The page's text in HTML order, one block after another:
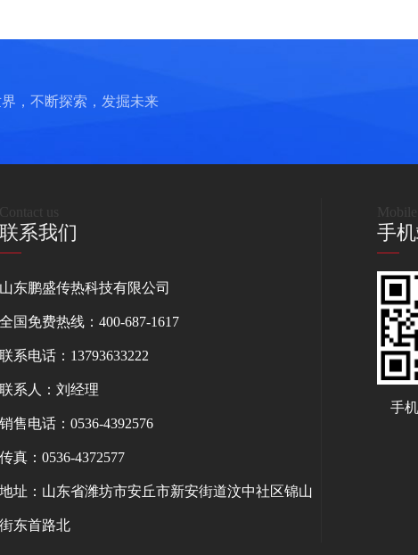
，不断探索，发掘未来
Contact us
联系我们
山东鹏盛传热科技有限公司
全国免费热线：400-687-1617
联系电话：13793633222
联系人：刘经理
销售电话：0536-4392576
传真：0536-4372577
地址：山东省潍坊市安丘市新安街道汶中社区锦山
街东首路北
Mobile
手
手